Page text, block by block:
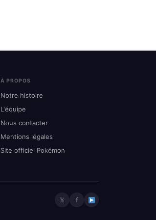
À PROPOS
Notre histoire
L'équipe
Nous contacter
Mentions légales
Site officiel Pokémon
𝕏 f